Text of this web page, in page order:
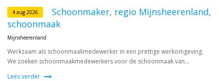
4 aug 2026
Schoonmaker, regio Mijnsheerenland,
schoonmaak
Mijnsheerenland
Werkzaam als schoonmaakmedewerker in een prettige werkomgeving.
We zoeken schoonmaakmedewerkers voor de schoonmaak van...
Lees verder